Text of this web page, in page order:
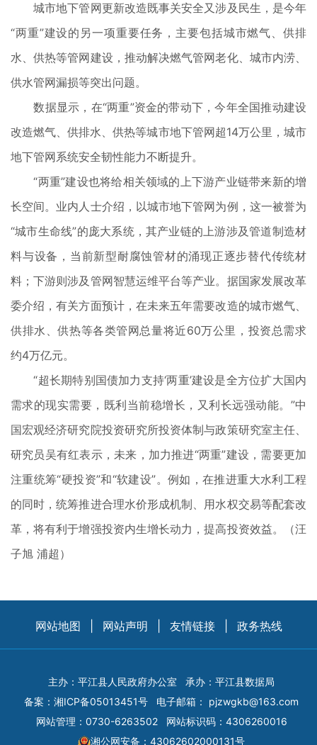
城市地下管网更新改造既事关安全又涉及民生，是今年
“两重”建设的另一项重要任务，主要包括城市燃气、供排
水、供热等管网建设，推动解决燃气管网老化、城市内涝、
供水管网漏损等突出问题。
数据显示，在“两重”资金的带动下，今年全国推动建设
改造燃气、供排水、供热等城市地下管网超14万公里，城市
地下管网系统安全韧性能力不断提升。
“两重”建设也将给相关领域的上下游产业链带来新的增
长空间。业内人士介绍，以城市地下管网为例，这一被誉为
“城市生命线”的庞大系统，其产业链的上游涉及管道制造材
料与设备，当前新型耐腐蚀管材的涌现正逐步替代传统材
料；下游则涉及管网智慧运维平台等产业。据国家发展改革
委介绍，有关方面预计，在未来五年需要改造的城市燃气、
供排水、供热等各类管网总量将近60万公里，投资总需求
约4万亿元。
“超长期特别国债加力支持‘两重’建设是全方位扩大国内
需求的现实需要，既利当前稳增长，又利长远强动能。”中
国宏观经济研究院投资研究所投资体制与政策研究室主任、
研究员吴有红表示，未来，加力推进“两重”建设，需要更加
注重统筹“硬投资”和“软建设”。例如，在推进重大水利工程
的同时，统筹推进合理水价形成机制、用水权交易等配套改
革，将有利于增强投资内生增长动力，提高投资效益。（汪
子旭 浦超）
网站地图 网站声明 友情链接 政务热线
主办：平江县人民政府办公室
承办：平江县数据局
备案： 湘ICP备05013451号 电子邮箱： pjzwgkb@163.com
网站管理：0730-6263502
网站标识码：4306260016
湘公网安备：43062602000131号